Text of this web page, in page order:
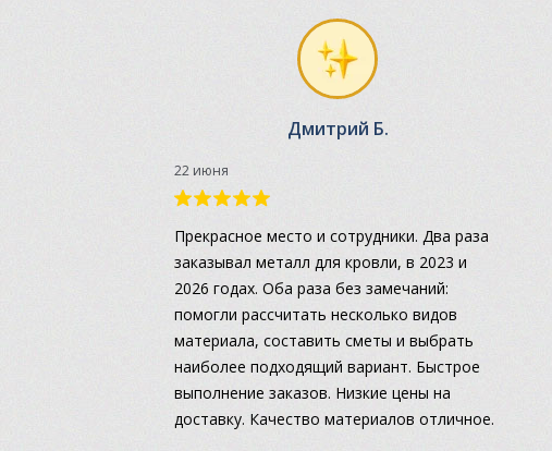
Дмитрий Б.
22 июня
Прекрасное место и сотрудники. Два раза
заказывал металл для кровли, в 2023 и
2026 годах. Оба раза без замечаний:
помогли рассчитать несколько видов
материала, составить сметы и выбрать
наиболее подходящий вариант. Быстрое
выполнение заказов. Низкие цены на
доставку. Качество материалов отличное.